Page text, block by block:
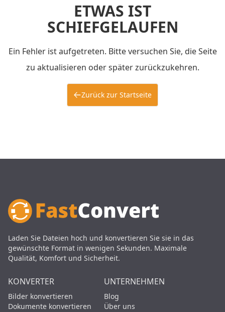
ETWAS IST
SCHIEFGELAUFEN
Ein Fehler ist aufgetreten. Bitte versuchen Sie, die Seite
zu aktualisieren oder später zurückzukehren.
Zurück zur Startseite
Laden Sie Dateien hoch und konvertieren Sie sie in das
gewünschte Format in wenigen Sekunden. Maximale
Qualität, Komfort und Sicherheit.
KONVERTER
Bilder konvertieren
Dokumente konvertieren
UNTERNEHMEN
Blog
Über uns